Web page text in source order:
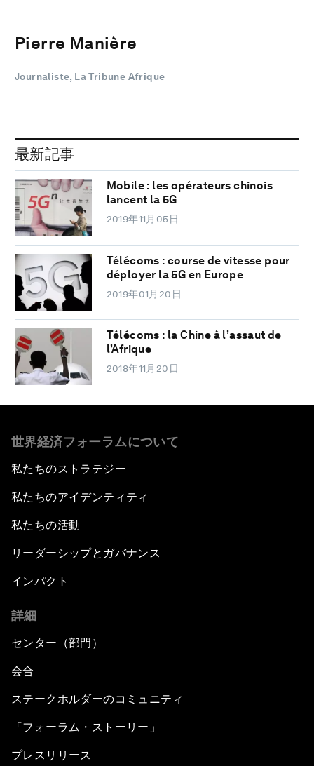
Pierre Manière
Journaliste, La Tribune Afrique
最新記事
Mobile : les opérateurs chinois
lancent la 5G
2019年11月05日
Télécoms : course de vitesse pour
déployer la 5G en Europe
2019年01月20日
Télécoms : la Chine à l’assaut de
l’Afrique
2018年11月20日
世界経済フォーラムについて
私たちのストラテジー
私たちのアイデンティティ
私たちの活動
リーダーシップとガバナンス
インパクト
詳細
センター（部門）
会合
ステークホルダーのコミュニティ
「フォーラム・ストーリー」
プレスリリース